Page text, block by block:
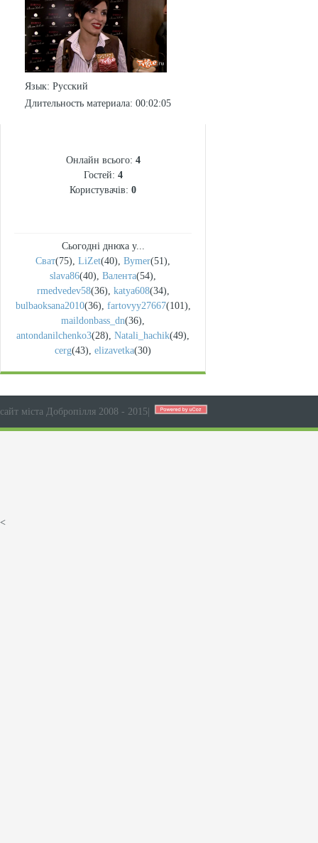
Язык: Русский
Длительность материала: 00:02:05
Онлайн всього: 4
Гостей: 4
Користувачів: 0
Сьогодні днюха у...
Сват(75), LiZet(40), Bymer(51),
slava86(40), Валента(54),
rmedvedev58(36), katya608(34),
bulbaoksana2010(36), fartovyy27667(101),
maildonbass_dn(36),
antondanilchenko3(28), Natali_hachik(49),
cerg(43), elizavetka(30)
сайт міста Добропілля 2008 - 2015
<